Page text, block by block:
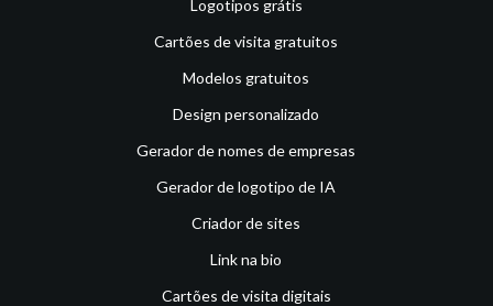
Logotipos grátis
Cartões de visita gratuitos
Modelos gratuitos
Design personalizado
Gerador de nomes de empresas
Gerador de logotipo de IA
Criador de sites
Link na bio
Cartões de visita digitais